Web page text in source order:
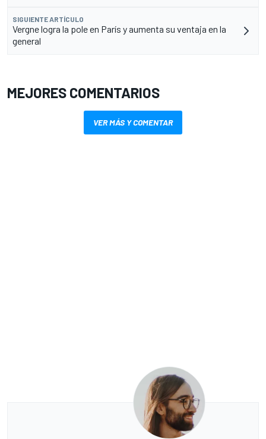
SIGUIENTE ARTÍCULO
Vergne logra la pole en París y aumenta su ventaja en la
general
MEJORES COMENTARIOS
VER MÁS Y COMENTAR